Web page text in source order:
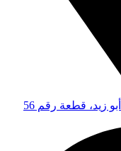
دمياط: أول طريق بورسعيد، تقسيم أبو زيد، قطعة رقم 56